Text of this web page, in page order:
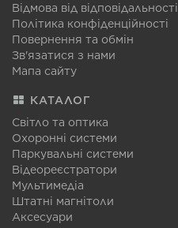
Відмова від відповідальності
Політика конфіденційності
Повернення та обмін
Зв'язатися з нами
Мапа сайту
КАТАЛОГ
Світло та оптика
Охоронні системи
Паркувальні системи
Відеореєстратори
Мультимедіа
Штатні магнітоли
Аксесуари